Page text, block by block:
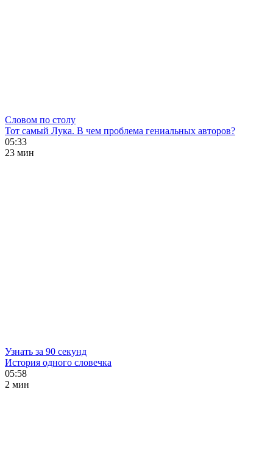
Словом по столу
Тот самый Лука. В чем проблема гениальных авторов?
05:33
23 мин
Узнать за 90 секунд
История одного словечка
05:58
2 мин